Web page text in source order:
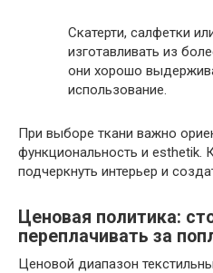
Скатерти, салфетки
изготавливать из
они хорошо
использование.
При выборе ткани важно
функциональность и
подчеркнуть интерьер и
Ценовая политика:
переплачивать за
Ценовой диапазон